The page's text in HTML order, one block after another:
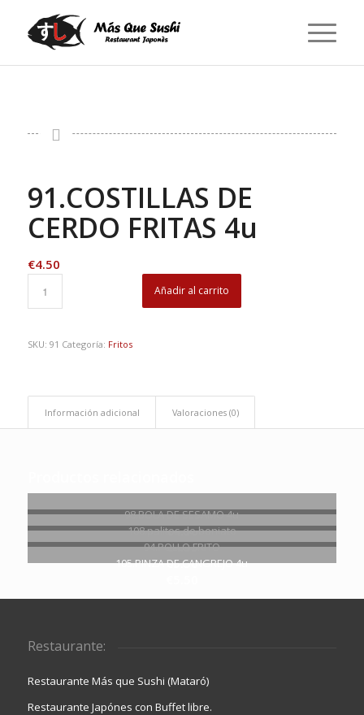
91.COSTILLAS DE
CERDO FRITAS 4u
€4.50
Añadir al carrito
SKU: 91 Categoría: Fritos
Información adicional Valoraciones (0)
98.BOLA DE SESAMO 4u
€4.90
108.palitos de boniato
€4.95
94.POLLO FRITO
€5.50
105.PINZA DE CANGREJO 4u
Restaurante:
Restaurante Más que Sushi (Mataró)
Restaurante Japónes con Buffet libre.